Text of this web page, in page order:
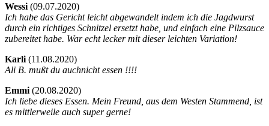
Wessi (09.07.2020)
Ich habe das Gericht leicht abgewandelt indem ich die Jagdwurst
durch ein richtiges Schnitzel ersetzt habe, und einfach eine Pilzsauce
zubereitet habe. War echt lecker mit dieser leichten Variation!
Karli (11.08.2020)
Ali B. mußt du auchnicht essen !!!!
Emmi (20.08.2020)
Ich liebe dieses Essen. Mein Freund, aus dem Westen Stammend, ist
es mittlerweile auch super gerne!